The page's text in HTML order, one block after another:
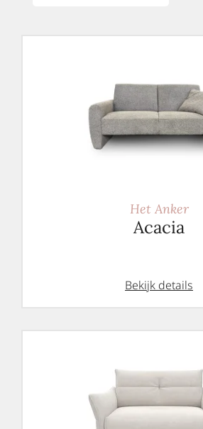
Het Anker
Acacia
Bekijk details